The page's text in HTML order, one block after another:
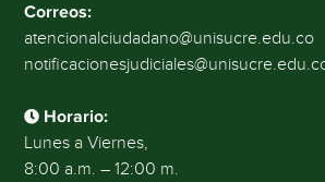
Correos:
atencionalciudadano@unisucre.edu.co
Horario:
Lunes a Viernes,
8:00 a.m. – 12:00 m.